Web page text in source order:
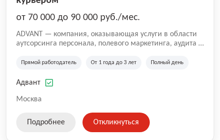
от 70 000 до 90 000 руб./мес.
ADVANT — компания, оказывающая услуги в области
аутсорсинга персонала, полевого маркетинга, аудита и
региональных клиентов. Мы работаем на рынке с
Казахстана и Беларуси, сотрудничая с компаниями из
Прямой работодатель От 1 года до 3 лет Полный день
Адвант
Москва
Подробнее Откликнуться